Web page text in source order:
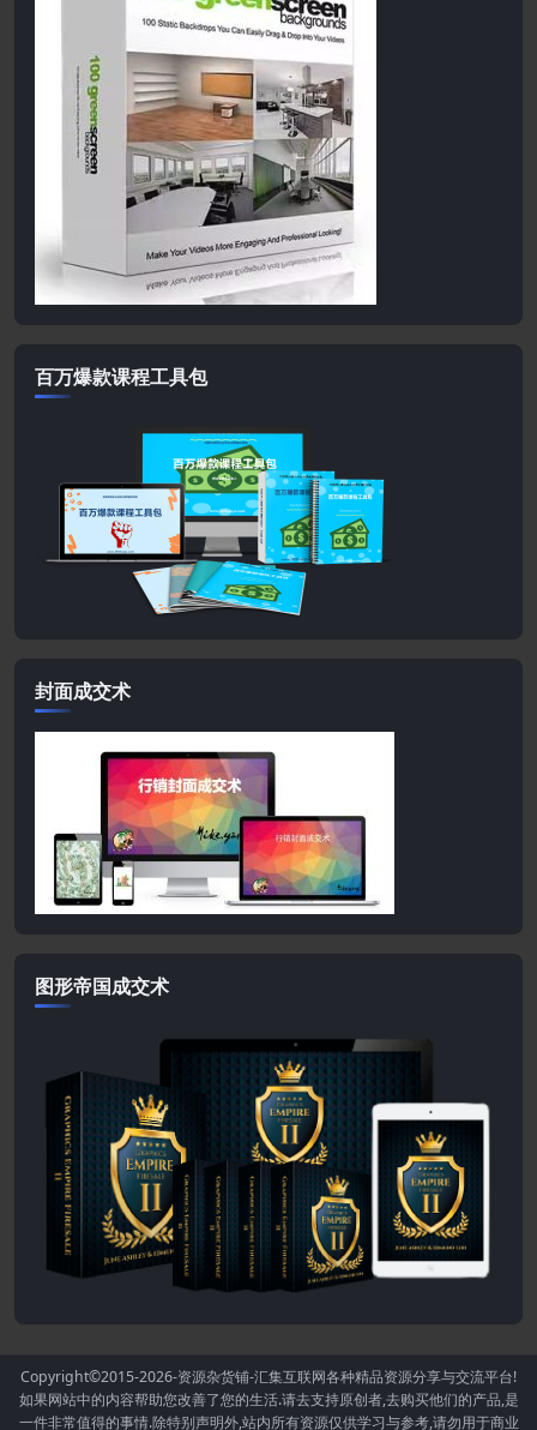
百万爆款课程工具包
封面成交术
图形帝国成交术
Copyright©2015-2026-资源杂货铺-汇集互联网各种精品资源分享与交流平台!
如果网站中的内容帮助您改善了您的生活.请去支持原创者,去购买他们的产品,是
一件非常值得的事情.除特别声明外,站内所有资源仅供学习与参考,请勿用于商业